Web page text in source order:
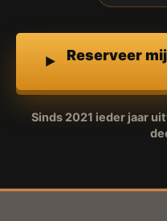
Reserveer
Sinds 2021 ieder jaar